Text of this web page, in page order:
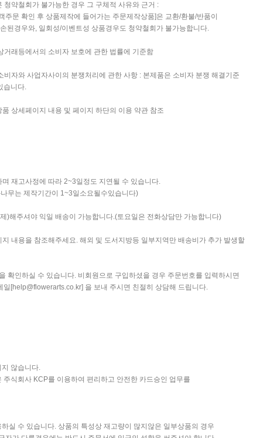
약철회가 불가능한 경우 그 구체적 사유와 근거 :
문 확인 후 상품제작에 들어가는 주문제작상품]은 교환/환불/반품이
된경우와, 일회성/이벤트성 상품경우도 청약철회가 불가능합니다.
래등에서의 소비자 보호에 관한 법률에 기준함
자와 사업자사이의 분쟁처리에 관한 사항 : 본제품은 소비자 분쟁 해결기준
습니다.
상세페이지 내용 및 페이지 하단의 이용 약관 참조
재고사정에 따라 2~3일정도 지연될 수 있습니다.
무는 제작기간이 1~3일소요될수있습니다)
)해주셔야 익일 배송이 가능합니다.(토요일은 전화상담만 가능합니다)
내용을 참조해주세요. 해외 및 도서지방등 일부지역만 배송비가 추가 발생할
확인하실 수 있습니다. 비회원으로 구입하셨을 경우 주문번호를 입력하시면
[help@flowerarts.co.kr] 을 보내 주시면 친절히 상담해 드립니다.
않습니다.
식회사 KCP를 이용하여 편리하고 안전한 카드승인 업무를
실 수 있습니다. 상품의 특성상 재고량이 많지않은 일부상품의 경우